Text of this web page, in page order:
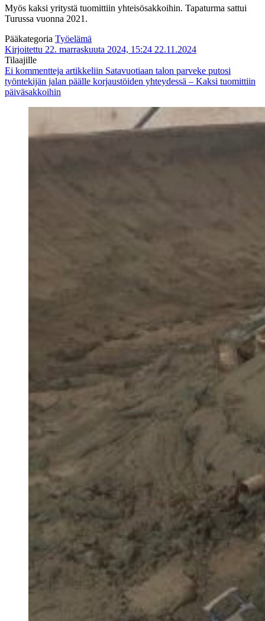
Myös kaksi yritystä tuomittiin yhteisösakkoihin. Tapaturma sattui
Turussa vuonna 2021.
Pääkategoria Työelämä
Kirjoitettu 22. marraskuuta 2024, 15:24 22.11.2024
Tilaajille
Ei kommentteja artikkeliin Satavuotiaan talon parveke putosi
työntekijän jalan päälle korjaustöiden yhteydessä – Kaksi tuomittiin
päiväsakkoihin